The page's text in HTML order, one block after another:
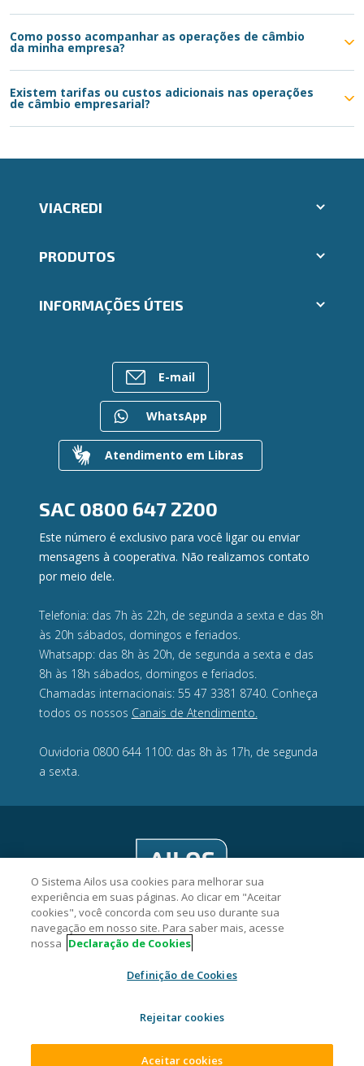
Como posso acompanhar as operações de câmbio
da minha empresa?
Existem tarifas ou custos adicionais nas operações
de câmbio empresarial?
VIACREDI
Indique um amigo
Trabalhe Conosco
Ailos Educação
Mapa do site
Gerenciar Cookies
PRODUTOS
Consórcios
Para empresas
INFORMAÇÕES ÚTEIS
Postos de Atendimento
Regularização de dívidas
Valores a Receber
Contato
Canal de Ética
Ouvidoria
E-mail
WhatsApp
Atendimento em Libras
SAC 0800 647 2200
Este número é exclusivo para você ligar ou enviar
mensagens à cooperativa. Não realizamos contato
por meio dele.
Telefonia: das 7h às 22h, de segunda a sexta e das 8h
às 20h sábados, domingos e feriados.
Whatsapp: das 8h às 20h, de segunda a sexta e das
8h às 18h sábados, domingos e feriados.
Chamadas internacionais: 55 47 3381 8740. Conheça
todos os nossos Canais de Atendimento.
Ouvidoria 0800 644 1100: das 8h às 17h, de segunda
a sexta.
Viacredi Cooperativa de Crédito - CNPJ 82.639.451/0001-38
2026 Sistema Ailos. Todos os direitos reservados.
O Sistema Ailos usa cookies para melhorar sua
experiência em suas páginas. Ao clicar em "Aceitar
cookies", você concorda com seu uso durante sua
navegação em nosso site. Para saber mais, acesse
nossa Declaração de Cookies
Definição de Cookies
Rejeitar cookies
Aceitar cookies